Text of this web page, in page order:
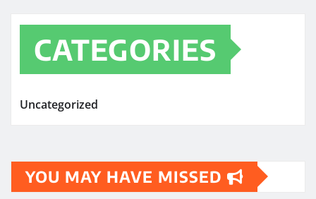
CATEGORIES
Uncategorized
YOU MAY HAVE MISSED